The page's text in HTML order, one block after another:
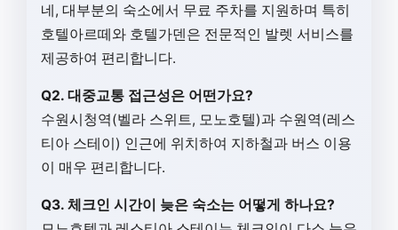
네, 대부분의 숙소에서 무료 주차를 지원하며 특히
호텔아르떼와 호텔가덴은 전문적인 발렛 서비스를
제공하여 편리합니다.
Q2. 대중교통 접근성은 어떤가요?
수원시청역(벨라 스위트, 모노호텔)과 수원역(레스
티아 스테이) 인근에 위치하여 지하철과 버스 이용
이 매우 편리합니다.
Q3. 체크인 시간이 늦은 숙소는 어떻게 하나요?